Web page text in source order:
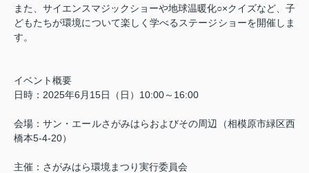
また、サイエンスマジックショーや地球温暖化○×クイズなど、子
どもたちが環境について楽しく学べるステージショーを開催しま
す。
イベント概要
日時： 2025年6 月 15日（日） 10:00～ 16:00
会場：サン・エールさがみはらおよびその周辺（相模原市緑区西
橋本5-4-20）
主催：さがみはら環境まつり実行委員会